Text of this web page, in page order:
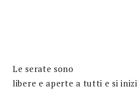
Le serate sono
libere e aperte a tutti e si